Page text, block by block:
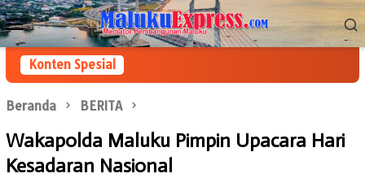
Loncat
ke
konten
Menu
Mobile
Konten Spesial
Beranda BERITA
Wakapolda Maluku Pimpin Upacara Hari
Kesadaran Nasional